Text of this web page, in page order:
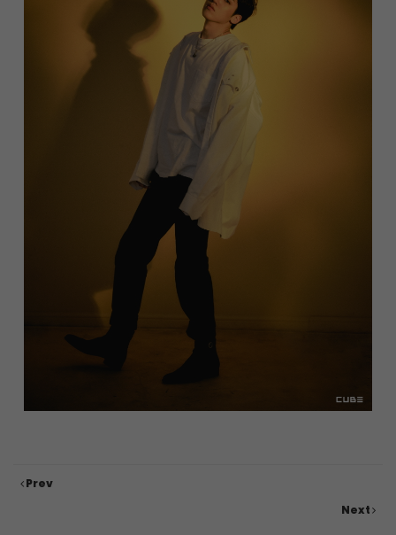
Prev
Next